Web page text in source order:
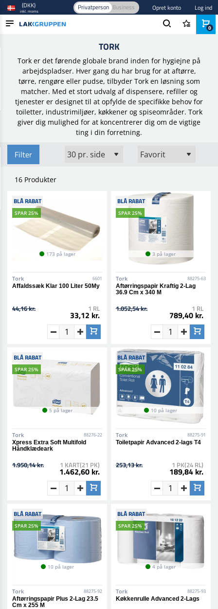
BRANCHER
MÆRKER
BLOG
NYHEDER
(DKK)
inkl. moms Privatperson Business Opret konto Log ind
TORK
Tork er det førende globale brand inden for hygiejne på
arbejdspladser. Hver gang du har brug for at aftørre,
tørre, rengøre eller pudse, tilbyder Tork en løsning som
matcher. Med et stort udvalg af dispensere, refiller og
tjenester er designet til at opfylde de specifikke behov for
toiletter, industrimiljøer, køkkener og spiseområder. Tork
giver dig mulighed for at koncentrerer dig om de vigtige
ting i din forretning.
Filter
16 Produkter
BLÅ RABAT
SPAR 25%
173 på lager
Tork 6601
Affaldssæk Klar 100 Liter 50My
44,16 kr. 1 RL
33,12 kr.
BLÅ RABAT
SPAR 25%
3 på lager
Tork 88275-63
Aftørringspapir Kraftig 2-Lag
36.9 Cm x 340 M
1.052,54 kr. 1 RL
789,40 kr.
BLÅ RABAT
SPAR 25%
5 på lager
Tork 88276-22
Xpress Extra Soft Multifold
Håndklædeark
1.950,14 kr. 1 KART(21 PK)
1.462,60 kr.
BLÅ RABAT
SPAR 25%
10 på lager
Tork 88275-91
Toiletpapir Advanced 2-lags T4
253,13 kr. 1 PK(24 RL)
189,84 kr.
BLÅ RABAT
SPAR 25%
10 på lager
Tork 88275-92
Aftørringspapir Plus 2-Lag 23.5
Cm x 255 M
BLÅ RABAT
SPAR 25%
4 på lager
Tork 88275-93
Køkkenrulle Advanced 2-Lags
0